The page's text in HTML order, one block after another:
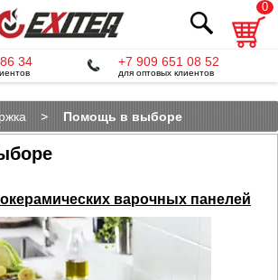
0
34 +7 909 651 08 52
для оптовых клиентов
Помощь в выборе
варочных панелей